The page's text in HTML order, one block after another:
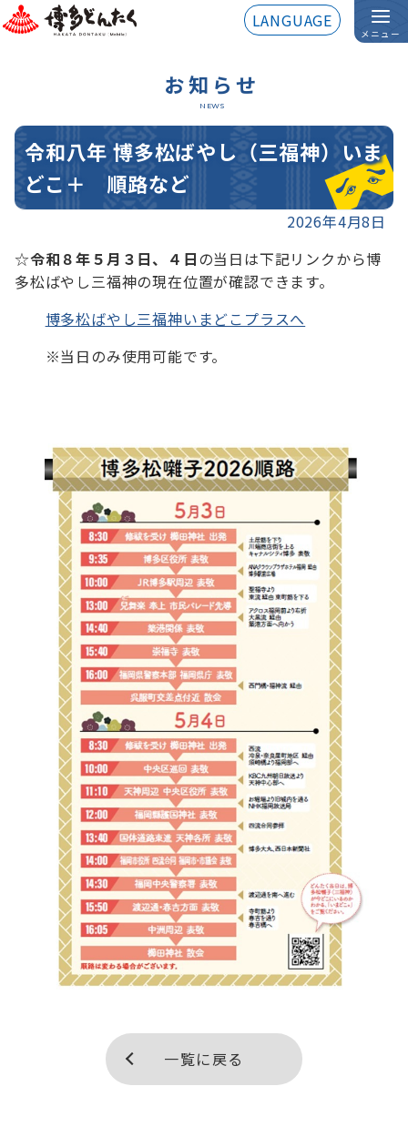
LANGUAGE
メニュー
お知らせ
NEWS
令和八年 博多松ばやし（三福神）いま
どこ＋ 順路など
2026年4月8日
☆令和８年５月３日、４日の当日は下記リンクから博
多松ばやし三福神の現在位置が確認できます。
博多松ばやし三福神いまどこプラスへ
※当日のみ使用可能です。
一覧に戻る